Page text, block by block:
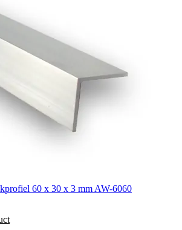
60 x 30 x 3 mm AW-6060